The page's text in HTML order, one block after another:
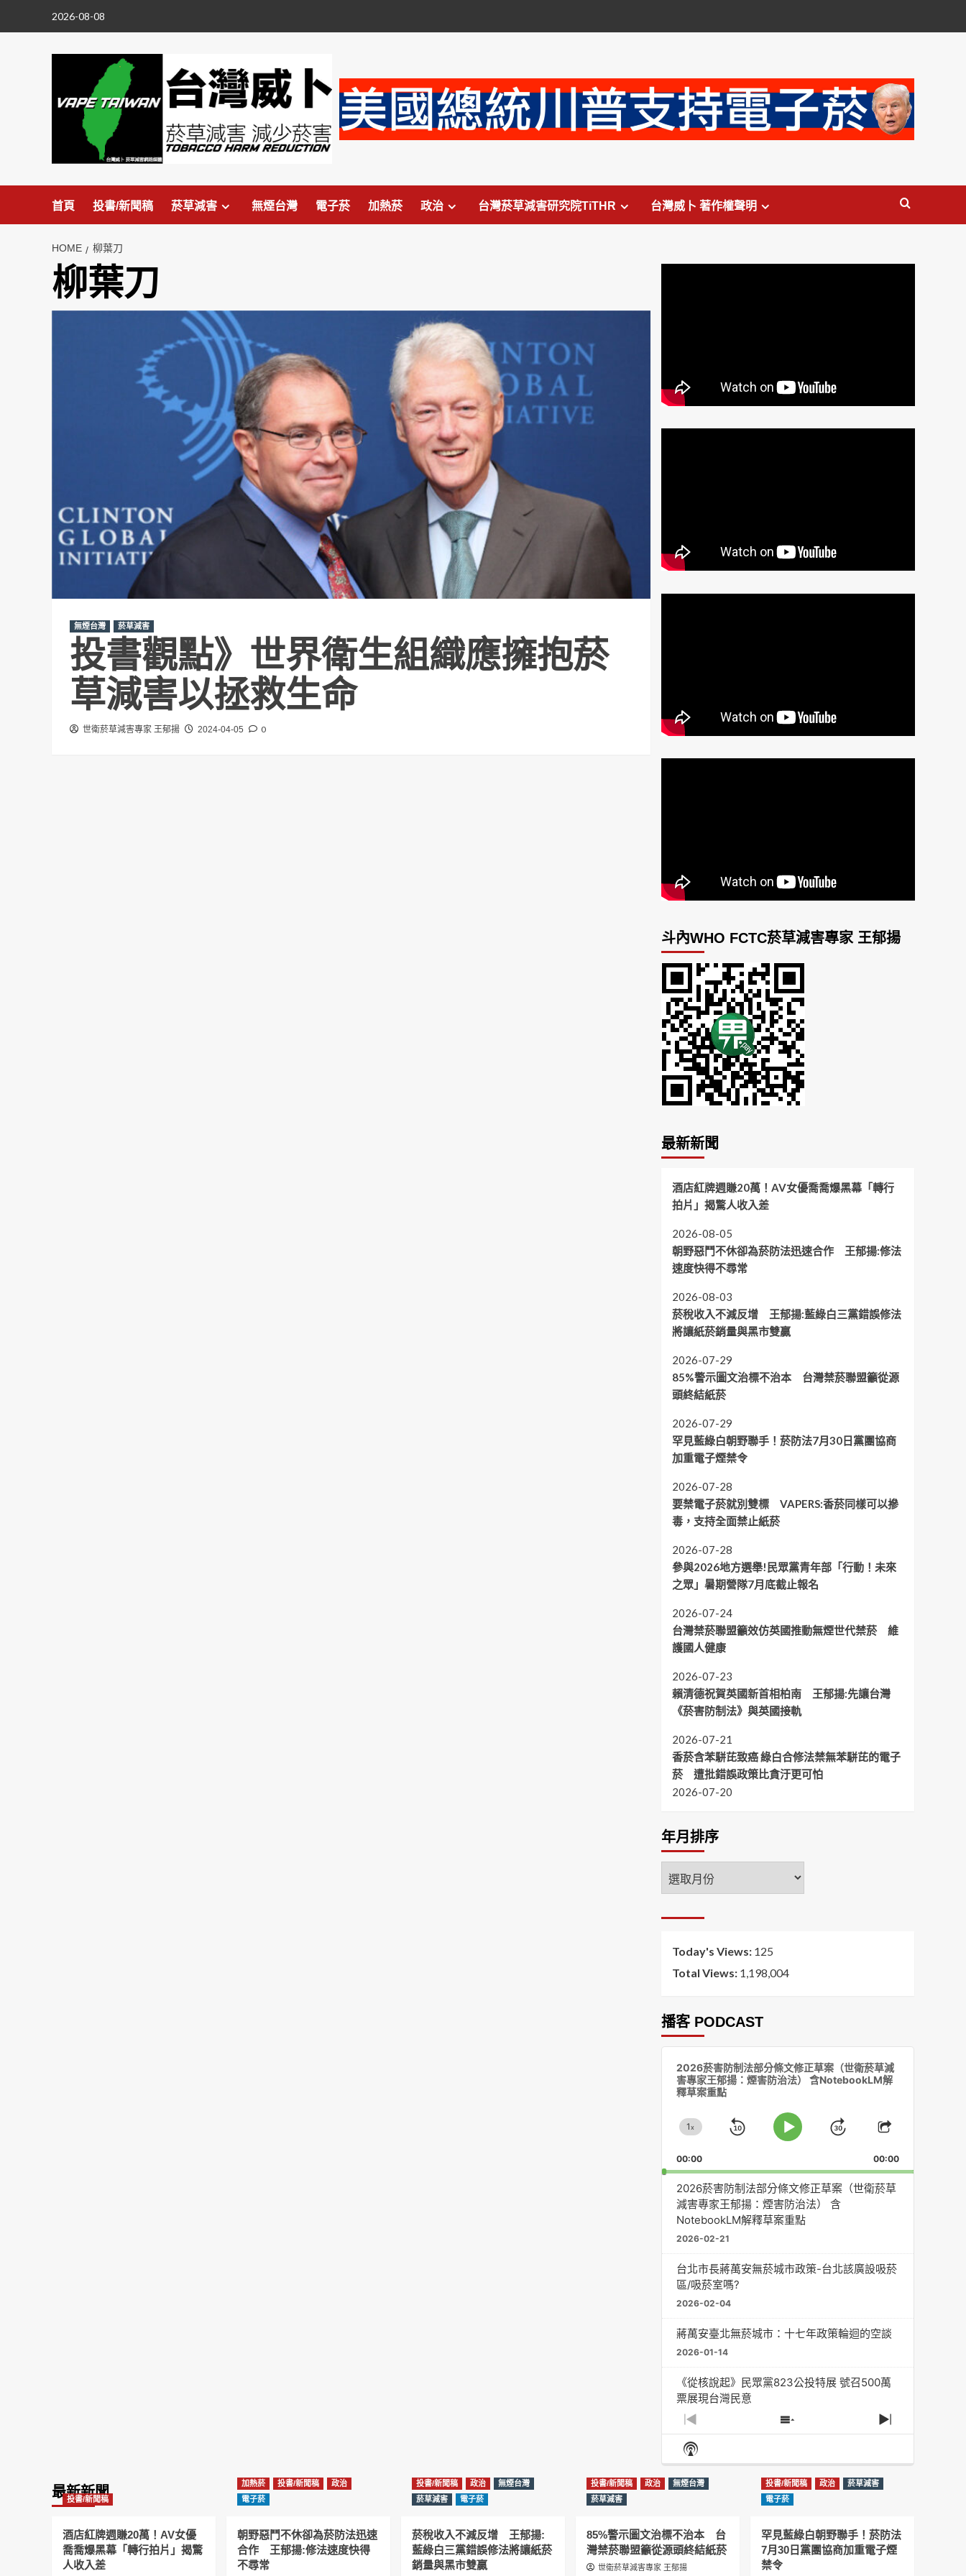
2026-08-08
首頁 投書/新聞稿 菸草減害 無煙台灣 電子菸 加熱菸 政治 台灣菸草減害研究院TiTHR 台灣威卜 著作權聲明
HOME 柳葉刀
柳葉刀
無煙台灣 菸草減害
投書觀點》世界衛生組織應擁抱菸
草減害以拯救生命
世衛菸草減害專家 王郁揚 2024-04-05 0
斗內WHO FCTC菸草減害專家 王郁揚
最新新聞
酒店紅牌週賺20萬！AV女優喬喬爆黑幕「轉行
拍片」揭驚人收入差
2026-08-05
朝野惡鬥不休卻為菸防法迅速合作 王郁揚:修法
速度快得不尋常
2026-08-03
菸稅收入不減反增 王郁揚:藍綠白三黨錯誤修法
將讓紙菸銷量與黑市雙贏
2026-07-29
85%警示圖文治標不治本 台灣禁菸聯盟籲從源
頭終結紙菸
2026-07-29
罕見藍綠白朝野聯手！菸防法7月30日黨團協商
加重電子煙禁令
2026-07-28
要禁電子菸就別雙標 VAPERS:香菸同樣可以摻
毒，支持全面禁止紙菸
2026-07-28
參與2026地方選舉!民眾黨青年部「行動！未來
之眾」暑期營隊7月底截止報名
2026-07-24
台灣禁菸聯盟籲效仿英國推動無煙世代禁菸 維
護國人健康
2026-07-23
賴清德祝賀英國新首相柏南 王郁揚:先讓台灣
《菸害防制法》與英國接軌
2026-07-21
香菸含苯駢芘致癌 綠白合修法禁無苯駢芘的電子
菸 遭批錯誤政策比貪汙更可怕
2026-07-20
年月排序
年
月
Today's Views: 125
Total Views: 1,198,004
播客 PODCAST
2026菸害防制法部分條文修正草案（世衛菸草減
害專家王郁揚：煙害防治法） 含NotebookLM解
釋草案重點
Change
Rate
1x
Skip Play
Jump
Forward
Share
Episode
00:00 00:00
2026菸害防制法部分條文修正草案（世衛菸草
減害專家王郁揚：煙害防治法） 含
NotebookLM解釋草案重點
2026-02-21
台北市長蔣萬安無菸城市政策-台北該廣設吸菸
區/吸菸室嗎?
2026-02-04
蔣萬安臺北無菸城市：十七年政策輪迴的空談
2026-01-14
《從核說起》民眾黨823公投特展 號召500萬
票展現台灣民意
2025-08-11
大罷免凸 <726,823反罷免主題曲> #大展鴻圖
2025-07-05
دليل مناصرة السجائر الإلكترونية: التاريخ الخفي
الاجتماعية #Fahad Al-Jalajel #فهد بن
عبدالرحمن الجلاجل #Sania Nishtar #ثانیہ نشتر;
2025-05-17
Previous
Episode
Show
Episodes
Next
Episode
Show
Podcast
Information
最新新聞
投書/新聞稿
酒店紅牌週賺20萬！AV女優
喬喬爆黑幕「轉行拍片」揭驚
人收入差
加熱菸 投書/新聞稿
政治
電子菸
朝野惡鬥不休卻為菸防法迅速
合作 王郁揚:修法速度快得
不尋常
投書/新聞稿 政治
無煙台灣
菸草減害
電子菸
菸稅收入不減反增 王郁揚:
藍綠白三黨錯誤修法將讓紙菸
銷量與黑市雙贏
投書/新聞稿 政治
無煙台灣
菸草減害
85%警示圖文治標不治本 台
灣禁菸聯盟籲從源頭終結紙菸
世衛菸草減害專家 王郁揚
投書/新聞稿 政治
菸草減害
電子菸
罕見藍綠白朝野聯手！菸防法
7月30日黨團協商加重電子煙
禁令